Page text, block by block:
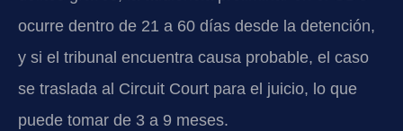
ocurre dentro de 21 a 60 días desde la detención,
y si el tribunal encuentra causa probable, el caso
se traslada al Circuit Court para el juicio, lo que
puede tomar de 3 a 9 meses.